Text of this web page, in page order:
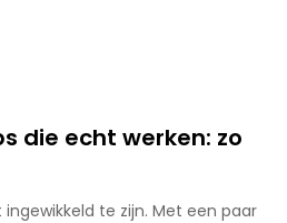
die echt werken: zo
te zijn. Met een paar